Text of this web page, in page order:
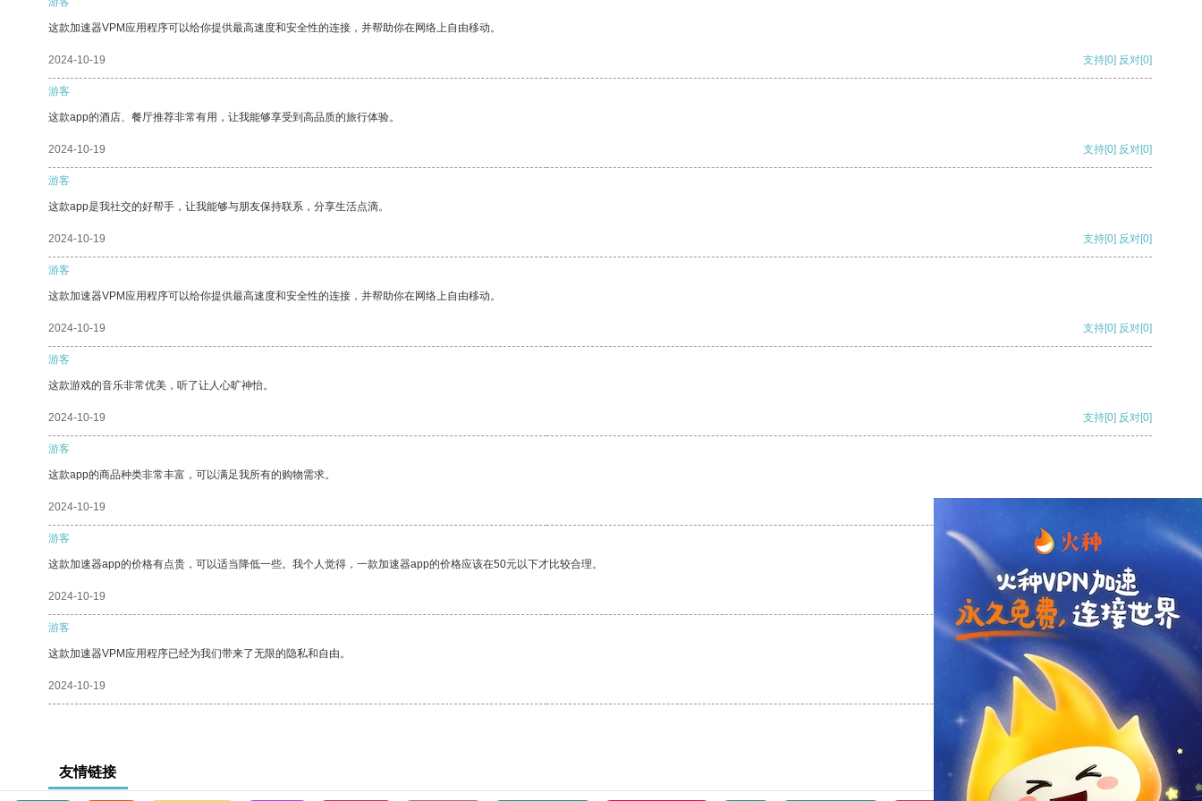
这款加速器VPM应用程序可以给你提供最高速度和安全性的连接，并帮助你在网络上自由移动。
2024-10-19 支持[0] 反对[0]
游客
这款app的酒店、餐厅推荐非常有用，让我能够享受到高品质的旅行体验。
2024-10-19 支持[0] 反对[0]
游客
这款app是我社交的好帮手，让我能够与朋友保持联系，分享生活点滴。
2024-10-19 支持[0] 反对[0]
游客
这款加速器VPM应用程序可以给你提供最高速度和安全性的连接，并帮助你在网络上自由移动。
2024-10-19 支持[0] 反对[0]
游客
这款游戏的音乐非常优美，听了让人心旷神怡。
2024-10-19 支持[0] 反对[0]
游客
这款app的商品种类非常丰富，可以满足我所有的购物需求。
2024-10-19
游客
这款加速器app的价格有点贵，可以适当降低一些。我个人觉得，一款加速器app的价格应该在50元以下才比较合理。
2024-10-19 支持 [0] 反对 [0]
游客
这款加速器VPM应用程序已经为我们带来了无限的隐私和自由。
2024-10-19 支持
友情链接